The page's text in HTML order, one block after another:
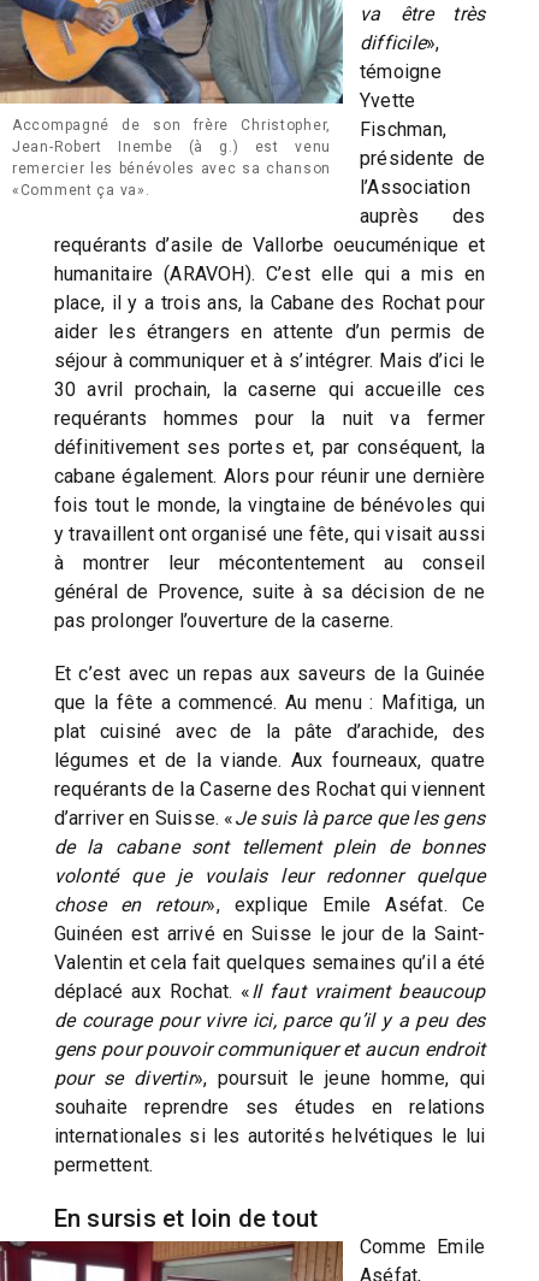
Accompagné de son frère Christopher,
Jean-Robert Inembe (à g.) est venu
remercier les bénévoles avec sa chanson
«Comment ça va».
va être très
difficile»,
témoigne
Yvette
Fischman,
présidente de
l’Association
auprès des
requérants d’asile de Vallorbe oeucuménique et
humanitaire (ARAVOH). C’est elle qui a mis en
place, il y a trois ans, la Cabane des Rochat pour
aider les étrangers en attente d’un permis de
séjour à communiquer et à s’intégrer. Mais d’ici le
30 avril prochain, la caserne qui accueille ces
requérants hommes pour la nuit va fermer
définitivement ses portes et, par conséquent, la
cabane également. Alors pour réunir une dernière
fois tout le monde, la vingtaine de bénévoles qui
y travaillent ont organisé une fête, qui visait aussi
à montrer leur mécontentement au conseil
général de Provence, suite à sa décision de ne
pas prolonger l’ouverture de la caserne.
Et c’est avec un repas aux saveurs de la Guinée
que la fête a commencé. Au menu : Mafitiga, un
plat cuisiné avec de la pâte d’arachide, des
légumes et de la viande. Aux fourneaux, quatre
requérants de la Caserne des Rochat qui viennent
d’arriver en Suisse. «Je suis là parce que les gens
de la cabane sont tellement plein de bonnes
volonté que je voulais leur redonner quelque
chose en retour», explique Emile Aséfat. Ce
Guinéen est arrivé en Suisse le jour de la Saint-
Valentin et cela fait quelques semaines qu’il a été
déplacé aux Rochat. «Il faut vraiment beaucoup
de courage pour vivre ici, parce qu’il y a peu des
gens pour pouvoir communiquer et aucun endroit
pour se divertir», poursuit le jeune homme, qui
souhaite reprendre ses études en relations
internationales si les autorités helvétiques le lui
permettent.
En sursis et loin de tout
Comme Emile
Aséfat,